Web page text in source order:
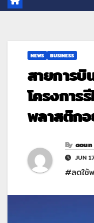
NEWS BUSINESS
สายการบิ
โครงการ
พลาสติก
By aoun
JUN
#ลดใช้